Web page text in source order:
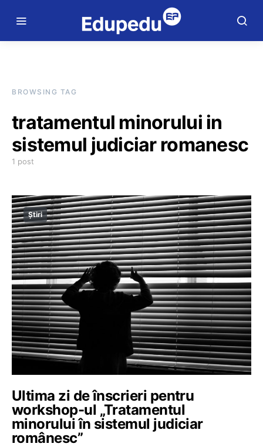
BROWSING TAG
tratamentul minorului in
sistemul judiciar romanesc
1 post
Știri
Ultima zi de înscrieri pentru
workshop-ul „Tratamentul
minorului în sistemul judiciar
românesc”